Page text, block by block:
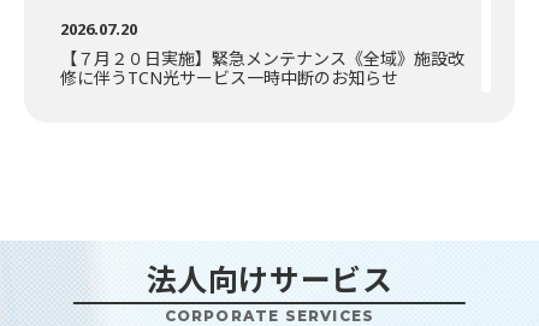
2026.06.29
テレビサービス方式移行に伴う「CableGate」再設定
のお願い
2026.07.20
【７月２０日実施】緊急メンテナンス《全域》施設改
修に伴うTCN光サービス一時中断のお知らせ
【７月８・９日実施】《全域》緊急メンテナンスに伴
法人向けサービス
CORPORATE SERVICES